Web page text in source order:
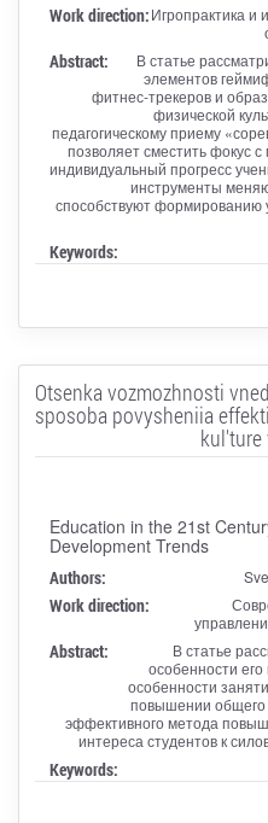
Work direction:Игропрактика и
Abstract:
В статье
элементов
фитнес-трекеров и
физической
педагогическому приему
позволяет сместить фокус
индивидуальный прогресс
инструменты
способствуют формированию
Keywords:
Otsenka vozmozhnosti
sposoba povysheniia
kul'ture
Education in the 21st
Development Trends
Authors:
Work direction:
Abstract:
В статье
особенности
особенности
повышении общего
эффективного метода
интереса студентов к
Keywords: